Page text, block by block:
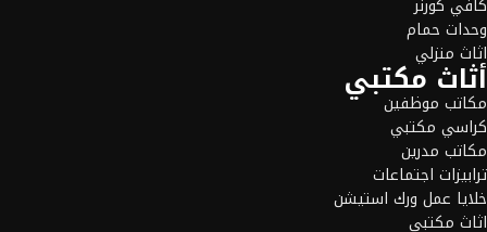
وحدات حمام
اثاث منزلي
أثاث مكتبي
مكاتب موظفين
كراسي مكتبي
مكاتب مدرين
ترابيزات اجتماعات
خلايا عمل ورك استيشن
اثاث مكتبي